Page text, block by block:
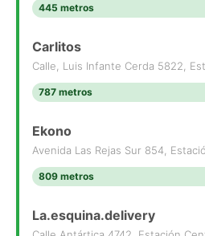
?? WhatsApp: [Use el formulario
?? www.alquimiapropiedades.cl
445 metros
Carlitos
Calle, Luis Infante Cerda 5822,
787 metros
Ekono
Avenida Las Rejas Sur 854,
809 metros
La.esquina.delivery